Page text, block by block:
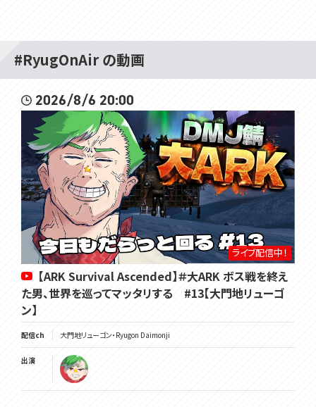
#RyugOnAir の動画
2026/8/6 20:00
ライブ配信中！
【ARK Survival Ascended】＃大ARK ボス戦を終え
た男、世界を巡ってマッタリする #13【大門地リューゴ
ン】
配信ch 大門地リューゴン・Ryugon Daimonji
出演